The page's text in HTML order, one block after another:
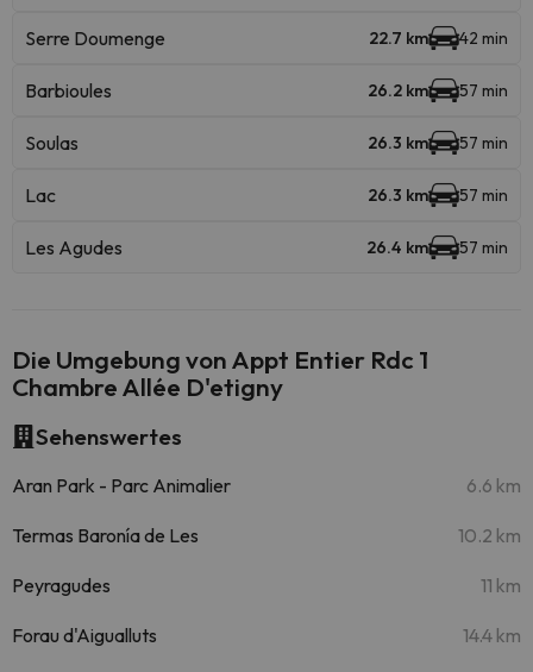
Serre Doumenge 22.7 km 42 min
Barbioules 26.2 km 57 min
Soulas 26.3 km 57 min
Lac 26.3 km 57 min
Les Agudes 26.4 km 57 min
Die Umgebung von Appt Entier Rdc 1
Chambre Allée D'etigny
Sehenswertes
Aran Park - Parc Animalier 6.6 km
Termas Baronía de Les 10.2 km
Peyragudes 11 km
Forau d'Aigualluts 14.4 km